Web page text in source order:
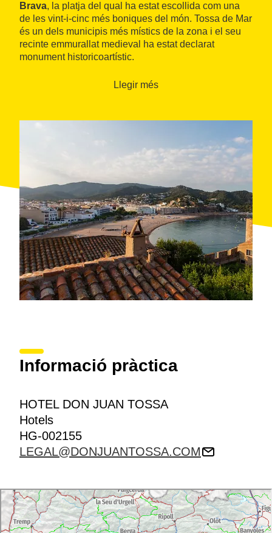
Brava, la platja del qual ha estat escollida com una
de les vint-i-cinc més boniques del món. Tossa de Mar
és un dels municipis més místics de la zona i el seu
recinte emmurallat medieval ha estat declarat
monument historicoartístic.
Llegir més
Informació pràctica
HOTEL DON JUAN TOSSA
Hotels
HG-002155
LEGAL@DONJUANTOSSA.COM